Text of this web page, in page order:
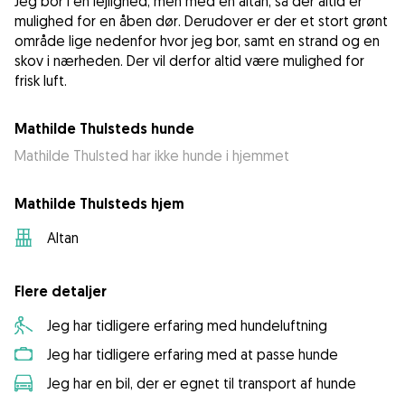
mulighed for en åben dør. Derudover er der et stort grønt
område lige nedenfor hvor jeg bor, samt en strand og en
skov i nærheden. Der vil derfor altid være mulighed for
frisk luft.
Mathilde Thulsteds hunde
Mathilde Thulsted har ikke hunde i hjemmet
Mathilde Thulsteds hjem
Altan
Flere detaljer
Jeg har tidligere erfaring med hundeluftning
Jeg har tidligere erfaring med at passe hunde
Jeg har en bil, der er egnet til transport af hunde